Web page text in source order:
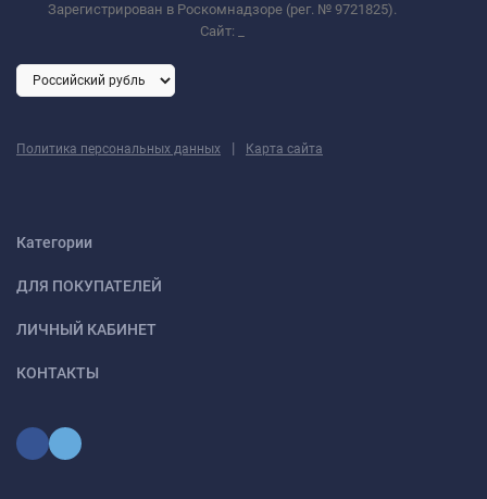
Зарегистрирован в Роскомнадзоре (рег. № 9721825).
Сайт:
Политика персональных данных | Карта сайта
Категории
ДЛЯ ПОКУПАТЕЛЕЙ
ЛИЧНЫЙ КАБИНЕТ
КОНТАКТЫ